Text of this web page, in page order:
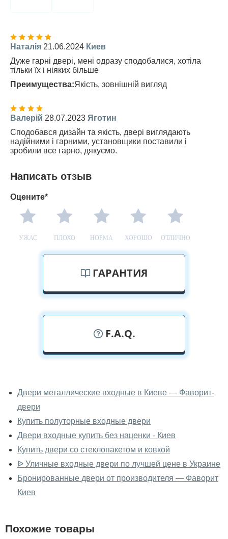
Наталія 21.06.2024 Киев
Дуже гарні двері, мені одразу сподобалися, хотіла
тільки їх і ніяких більше
Преимущества:Якість, зовнішній вигляд
Валерій 28.07.2023 Яготин
Сподобався дизайн та якість, двері виглядають
надійними і гарними, установщики поставили і
зробили все гарно, дякуємо.
Написать отзыв
Оцените*
УЖАС ПЛОХО НОРМА ХОРОШО ОТЛИЧНО
ГАРАНТИЯ
F.A.Q.
входные вживую?
Да, можно посмотреть двери входные в нашем
фирменном салоне-магазине.
У вас большой магазин?
Да, у нас большой выбор межкомнатных и входных
Помогаете ли вы выбрать двери
через мессенджеры, онлайн чат или непосредственно
Двери металлические входные в Киеве — Фаворит-
двери
Купить полуторные входные двери
Двери входные купить без наценки - Киев
Купить двери со стеклопакетом и ковкой
ᐉ Уличные входные двери по лучшей цене в Украине
Бронированные двери от производителя — Фаворит
Киев
Похожие товары